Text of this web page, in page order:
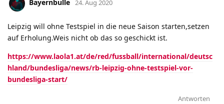
Bayernbulle 24. Aug 2020
Leipzig will ohne Testspiel in die neue Saison starten,setzen
auf Erholung.Weis nicht ob das so geschickt ist.
https://www.laola1.at/de/red/fussball/international/deutsc
hland/bundesliga/news/rb-leipzig-ohne-testspiel-vor-
bundesliga-start/
Antworten